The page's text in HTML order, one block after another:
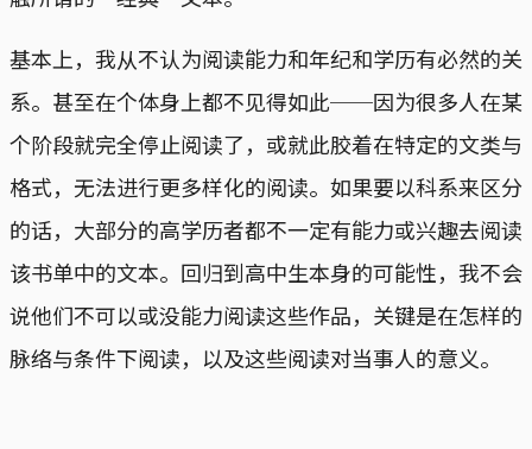
基本上，我从不认为阅读能力和年纪和学历有必然的关
系。甚至在个体身上都不见得如此──因为很多人在某
个阶段就完全停止阅读了，或就此胶着在特定的文类与
格式，无法进行更多样化的阅读。如果要以科系来区分
的话，大部分的高学历者都不一定有能力或兴趣去阅读
该书单中的文本。回归到高中生本身的可能性，我不会
说他们不可以或没能力阅读这些作品，关键是在怎样的
脉络与条件下阅读，以及这些阅读对当事人的意义。